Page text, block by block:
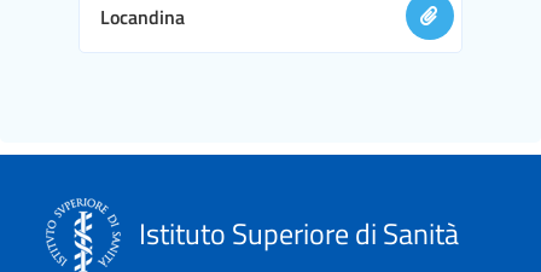
Locandina
Istituto Superiore di Sanità